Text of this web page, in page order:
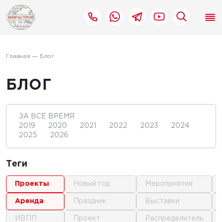
Главная Блог
БЛОГ
ЗА ВСЕ ВРЕМЯ
2019
2020 2021 2022 2023
2024
2025
2026
Теги
проекты
аренда
ИВПП
новый год
праздник
проект
мероприятия
выставки
распределитель